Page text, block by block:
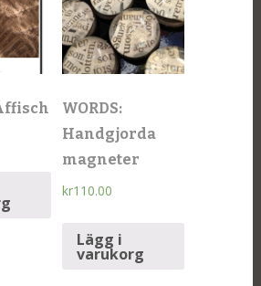
WORDS:
Handgjorda
magneter
kr110.00
Lägg i
varukorg